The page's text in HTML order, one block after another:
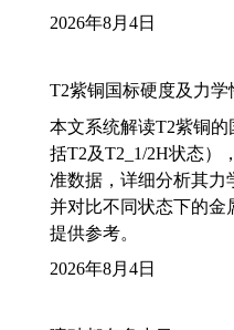
2026年8月4日
T2紫铜国标硬度及力学
本文系统解读T2紫铜
括T2及T2_1/2H状态）
准数据，详细分析其力
并对比不同状态下的金
提供参考。
2026年8月4日